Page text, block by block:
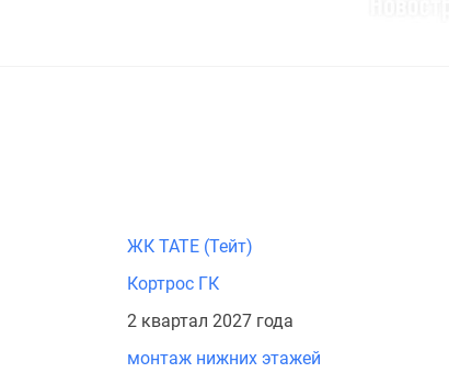
ЖК TATE (Тейт)
Кортрос ГК
2 квартал 2027 года
монтаж нижних этажей